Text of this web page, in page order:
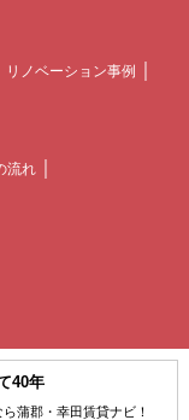
リノベーション事例
流れ
40年
蒲郡・幸田賃貸ナビ！